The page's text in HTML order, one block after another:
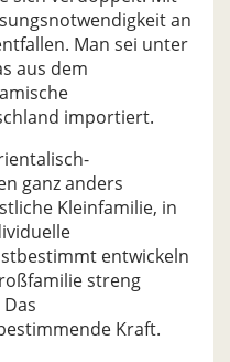
an
Man sei unter
aus dem
importiert.
ganz anders
Kleinfamilie, in
entwickeln
streng
Kraft.